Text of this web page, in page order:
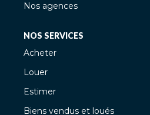
Nos agences
NOS SERVICES
Acheter
Louer
Estimer
Biens vendus et loués